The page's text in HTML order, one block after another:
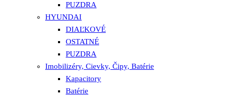
PUZDRA
HYUNDAI
DIAĽKOVÉ
OSTATNÉ
PUZDRA
Imobilizéry, Cievky, Čipy, Batérie
Kapacitory
Batérie